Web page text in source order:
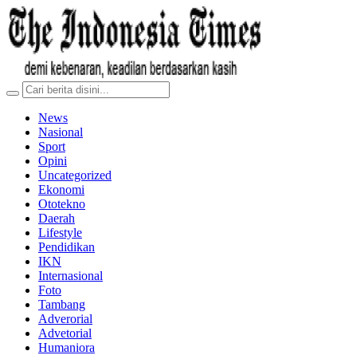
News
Nasional
Sport
Opini
Uncategorized
Ekonomi
Ototekno
Daerah
Lifestyle
Pendidikan
IKN
Internasional
Foto
Tambang
Adverorial
Advetorial
Humaniora